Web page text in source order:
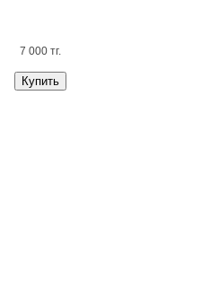
7 000 тг.